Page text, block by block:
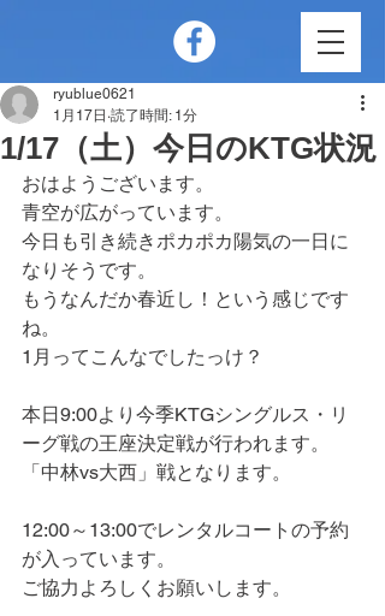
1/17（土）今日のKTG状況
ryublue0621
1月17日 読了時間: 1分
おはようございます。
青空が広がっています。
今日も引き続きポカポカ陽気の一日に
なりそうです。
もうなんだか春近し！という感じです
ね。
1月ってこんなでしたっけ？
本日9:00より今季KTGシングルス・リ
ーグ戦の王座決定戦が行われます。
「中林vs大西」戦となります。
12:00～13:00でレンタルコートの予約
が入っています。
ご協力よろしくお願いします。